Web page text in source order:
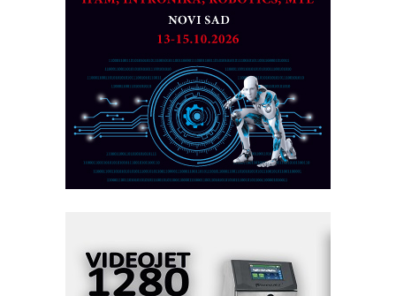
Razvoj asortimanskog pravca MINI-
PLC AKYTEC
AUKOM: Svetski standard metrologije
dostupan u Srbiji
MOTOMAN – NEXT-Robotika vođena
veštačkom inteligencijom
I.SAFE MOBILE revolucioniše
industrijsku automatizaciju
pionirskimmobile operator PANEL-OM
KIP KOP – napredna rešenja za
savremene industrijske i logističke
objekte